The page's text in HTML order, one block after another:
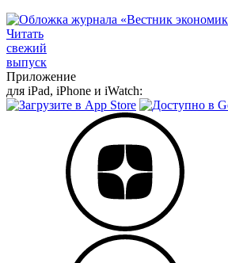
Читать
свежий
выпуск
Приложение
для iPad, iPhone и iWatch: